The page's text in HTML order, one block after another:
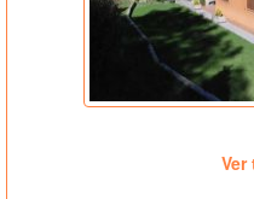
Ver